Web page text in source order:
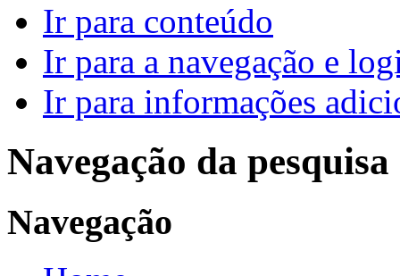
Ir para conteúdo
Ir para a navegação e
Ir para informações
Navegação da pesquisa
Navegação